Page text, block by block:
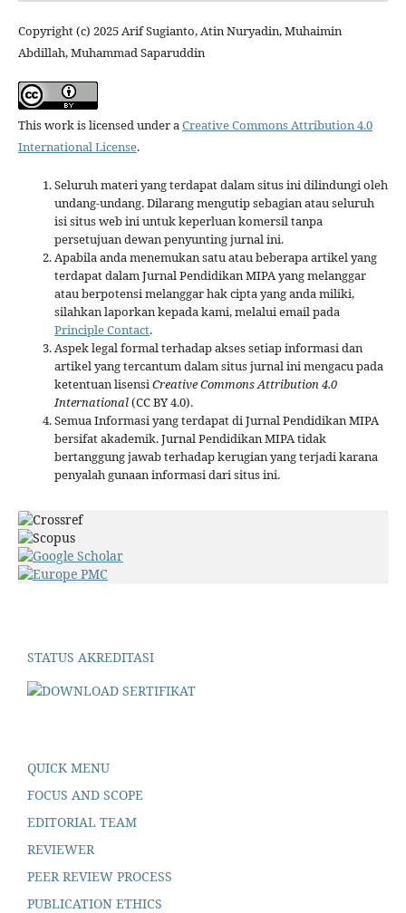
Copyright (c) 2025 Arif Sugianto, Atin Nuryadin, Muhaimin
Abdillah, Muhammad Saparuddin
This work is licensed under aCreative Commons Attribution 4.0
International License.
Seluruh materi yang terdapat dalam situs ini dilindungi oleh
undang-undang. Dilarang mengutip sebagian atau seluruh
isi situs web ini untuk keperluan komersil tanpa
persetujuan dewan penyunting jurnal ini.
Apabila anda menemukan satu atau beberapa artikel yang
terdapat dalam Jurnal Pendidikan MIPA yang melanggar
atau berpotensi melanggar hak cipta yang anda miliki,
silahkan laporkan kepada kami, melalui email pada
Principle Contact.
Aspek legal formal terhadap akses setiap informasi dan
artikel yang tercantum dalam situs jurnal ini mengacu pada
ketentuan lisensiCreative Commons Attribution 4.0
International(CC BY 4.0).
Semua Informasi yang terdapat di Jurnal Pendidikan MIPA
bersifat akademik. Jurnal Pendidikan MIPA tidak
bertanggung jawab terhadap kerugian yang terjadi karana
penyalah gunaan informasi dari situs ini.
STATUS AKREDITASI
DOWNLOAD SERTIFIKAT
QUICK MENU
FOCUS AND SCOPE
EDITORIAL TEAM
REVIEWER
PEER REVIEW PROCESS
PUBLICATION ETHICS